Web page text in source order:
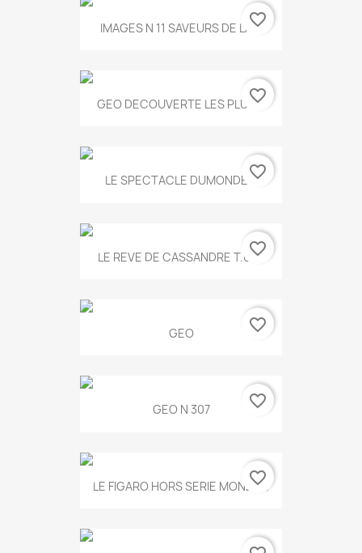
IMAGES N 11 SAVEURS DE LA...
favorite_border
GEO DECOUVERTE LES PLUS...
favorite_border
LE SPECTACLE DUMONDE...favorite_border
LE REVE DE CASSANDRE T.634
favorite_border
GEO favorite_border
GEO N 307 favorite_border
LE FIGARO HORS SERIE MONET...
favorite_border